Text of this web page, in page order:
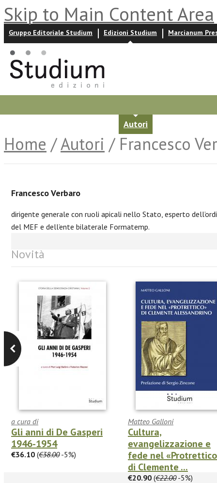
Skip to Main Content Area
Gruppo Editoriale Studium Edizioni Studium Marcianum
Autori
Home /Autori / Francesco
Francesco Verbaro
dirigente generale con ruoli apicali nello Stato, esperto
del MEF e dell’ente bilaterale Formatemp.
Novità
a cura di
Gli anni di De Gasperi
1946-1954
€36.10 (€38.00-5%)
Matteo Galloni
Cultura,
evangelizzazione e
fede nel
di Clemente ...
€20.90 (€22.00-5%)